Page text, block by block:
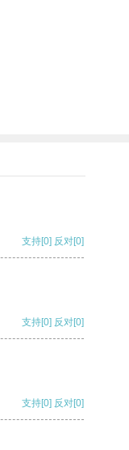
支持[0] 反对[0]
支持[0] 反对[0]
支持[0] 反对[0]